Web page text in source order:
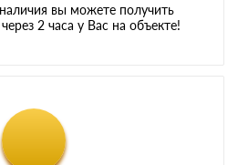
вы можете получить
2 часа у Вас на объекте!